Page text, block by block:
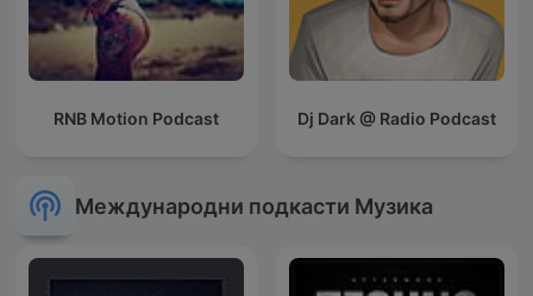
RNB Motion Podcast Dj Dark @ Radio Podcast
Международни подкасти Музика